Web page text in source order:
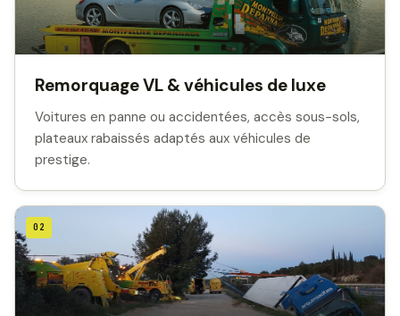
Remorquage VL & véhicules de luxe
Voitures en panne ou accidentées, accès sous-sols,
plateaux rabaissés adaptés aux véhicules de
prestige.
02